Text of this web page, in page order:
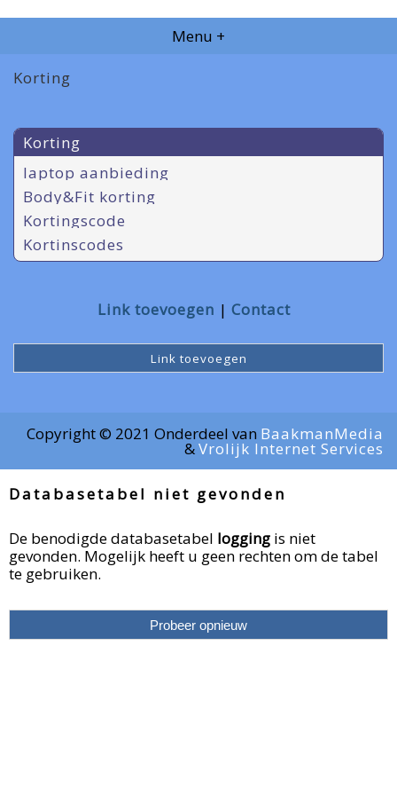
Menu +
Korting
Korting
laptop aanbieding
Body&Fit korting
Kortingscode
Kortinscodes
Link toevoegen Contact
Link toevoegen
Copyright © 2021 Onderdeel van BaakmanMedia
&Vrolijk Internet Services
Databasetabel niet gevonden
De benodigde databasetabel logging is niet
gevonden. Mogelijk heeft u geen rechten om de tabel
te gebruiken.